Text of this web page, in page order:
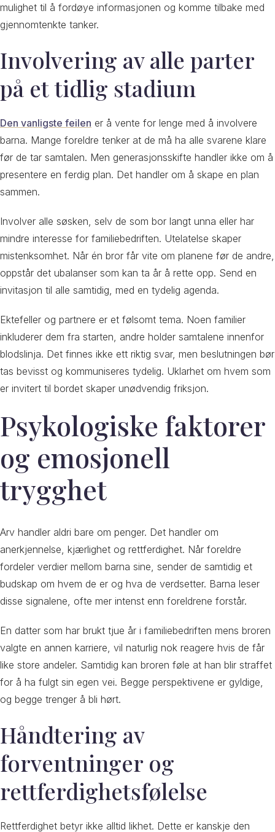
mulighet til å fordøye informasjonen og komme tilbake med
gjennomtenkte tanker.
Involvering av alle parter
på et tidlig stadium
Den vanligste feilen er å vente for lenge med å involvere
barna. Mange foreldre tenker at de må ha alle svarene klare
før de tar samtalen. Men generasjonsskifte handler ikke om å
presentere en ferdig plan. Det handler om å skape en plan
sammen.
Involver alle søsken, selv de som bor langt unna eller har
mindre interesse for familiebedriften. Utelatelse skaper
mistenksomhet. Når én bror får vite om planene før de andre,
oppstår det ubalanser som kan ta år å rette opp. Send en
invitasjon til alle samtidig, med en tydelig agenda.
Ektefeller og partnere er et følsomt tema. Noen familier
inkluderer dem fra starten, andre holder samtalene innenfor
blodslinja. Det finnes ikke ett riktig svar, men beslutningen bør
tas bevisst og kommuniseres tydelig. Uklarhet om hvem som
er invitert til bordet skaper unødvendig friksjon.
Psykologiske faktorer
og emosjonell
trygghet
Arv handler aldri bare om penger. Det handler om
anerkjennelse, kjærlighet og rettferdighet. Når foreldre
fordeler verdier mellom barna sine, sender de samtidig et
budskap om hvem de er og hva de verdsetter. Barna leser
disse signalene, ofte mer intenst enn foreldrene forstår.
En datter som har brukt tjue år i familiebedriften mens broren
valgte en annen karriere, vil naturlig nok reagere hvis de får
like store andeler. Samtidig kan broren føle at han blir straffet
for å ha fulgt sin egen vei. Begge perspektivene er gyldige,
og begge trenger å bli hørt.
Håndtering av
forventninger og
rettferdighetsfølelse
Rettferdighet betyr ikke alltid likhet. Dette er kanskje den